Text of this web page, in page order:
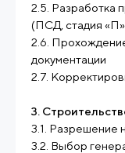
2.5. Разработка
(ПСД, стадия
2.6.
документации
2.7.
3.
3.1. Разрешение
3.2. Выбор